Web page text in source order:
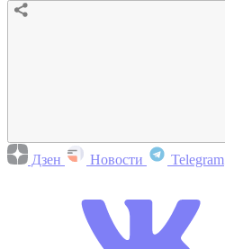
Дзен Новости Telegram